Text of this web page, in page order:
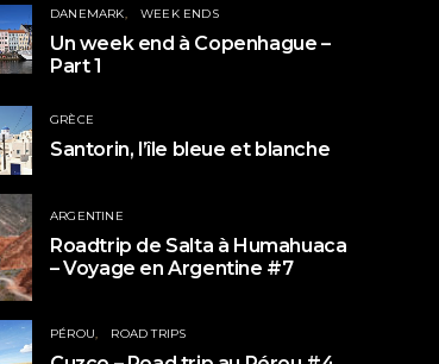
DANEMARK WEEK ENDS
Un week end à Copenhague –
Part 1
GRÈCE
Santorin, l’île bleue et blanche
ARGENTINE
Roadtrip de Salta à Humahuaca
– Voyage en Argentine #7
PÉROU ROAD TRIPS